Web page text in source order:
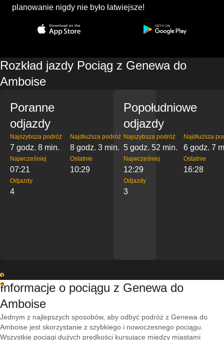
planowanie nigdy nie było łatwiejsze!
Rozkład jazdy Pociąg z Genewa do
Amboise
Poranne
odjazdy
Najszybsza podróż
7 godz. 8 min.
Najdłuższa podróż
8 godz. 3 min.
Najwcześniej
07:21
Ostatnie
10:29
Odjazdy
4
Popołudniowe
odjazdy
Najszybsza podróż
5 godz. 52 min.
Najdłuższa
6 godz. 7
Najwcześniej
12:29
Ostatnie
16:28
Odjazdy
3
1
2
Informacje o pociągu z Genewa do
Amboise
Jednym z najlepszych sposobów, aby odbyć podróż z Genewa do
Amboise jest skorzystanie z szybkiego i nowoczesnego pociągu.
Wszystkie pociągi dużych prędkości kursujące między miastami